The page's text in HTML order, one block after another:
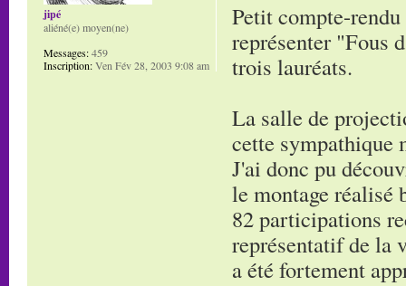
Petit compte-
représenter "Fous
trois lauréats.
La salle de
cette sympathique
J'ai donc pu
le montage réalisé
82 participations
représentatif de la
a été fortement
jipé
aliéné(e) moyen(ne)
Messages:459
Inscription:Ven Fév 28, 2003 9:08 am